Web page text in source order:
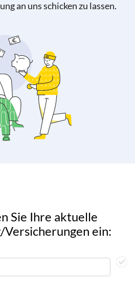
an uns schicken zu lassen.
Sie Ihre aktuelle
ein: